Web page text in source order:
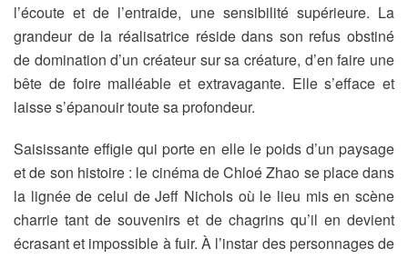
l’écoute et de l’entraide, une sensibilité supérieure. La
grandeur de la réalisatrice réside dans son refus obstiné
de domination d’un créateur sur sa créature, d’en faire une
bête de foire malléable et extravagante. Elle s’efface et
laisse s’épanouir toute sa profondeur.
Saisissante effigie qui porte en elle le poids d’un paysage
et de son histoire : le cinéma de Chloé Zhao se place dans
la lignée de celui de Jeff Nichols où le lieu mis en scène
charrie tant de souvenirs et de chagrins qu’il en devient
écrasant et impossible à fuir. À l’instar des personnages de